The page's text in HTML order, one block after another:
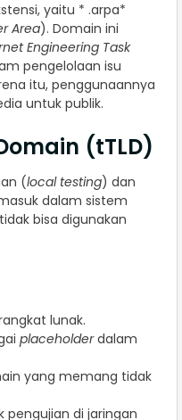
yaitu * .arpa*
Area). Domain ini
Engineering Task
pengelolaan isu
itu, penggunaannya
untuk publik.
(tTLD)
(local testing) dan
dalam sistem
bisa digunakan
lunak.
placeholderdalam
yang memang tidak
pengujian di jaringan